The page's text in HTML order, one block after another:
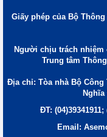
Giấy phép của Bộ
Người chịu trách nhiệm
Trung tâm
Địa chỉ: Tòa nhà Bộ
ĐT: (04)39341911;
Email: